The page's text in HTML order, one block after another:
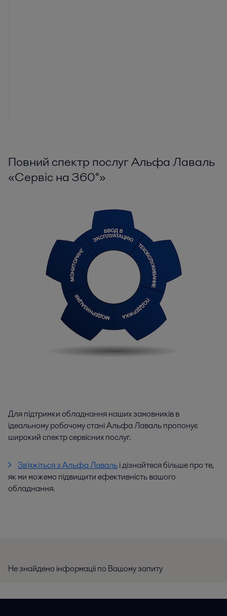
Повний спектр послуг Альфа Лаваль
«Сервіс на 360°»
Для підтримки обладнання наших замовників в
ідеальному робочому стані Альфа Лаваль пропонує
широкий спектр сервісних послуг.
Зв'яжіться з Альфа Лавальі дізнайтеся більше про те,
як ми можемо підвищити ефективність вашого
обладнання.
Не знайдено інформації по Вашому запиту